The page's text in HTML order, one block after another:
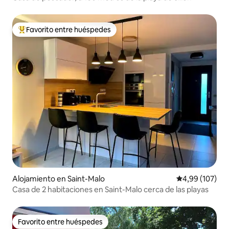
Favorito entre los huéspedes más destacados
Favorito entre huéspedes
Alojamiento en Saint-Malo Calificación
4,99 (107)
Casa de 2 habitaciones en Saint-Malo cerca de las playas
Favorito entre huéspedes
Favorito entre huéspedes